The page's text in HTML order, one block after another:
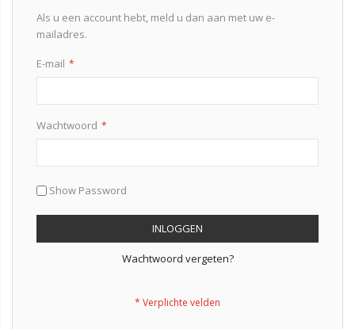
Als u een account hebt, meld u dan aan met uw e-
mailadres.
E-mail
Wachtwoord
Show Password
INLOGGEN
Wachtwoord vergeten?